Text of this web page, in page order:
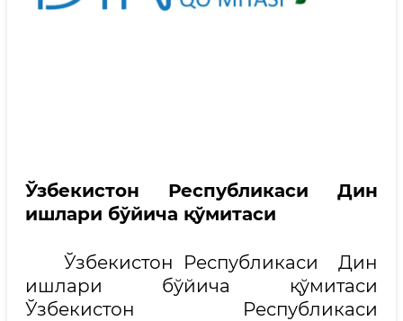
Ўзбекистон Республикаси Дин
ишлари бўйича қўмитаси
Ўзбекистон Республикаси Дин
ишлари бўйича қўмитаси
Ўзбекистон Республикаси